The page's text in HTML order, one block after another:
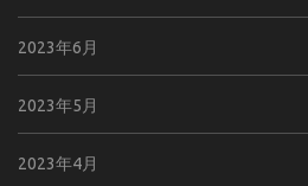
2023年6月
2023年5月
2023年4月